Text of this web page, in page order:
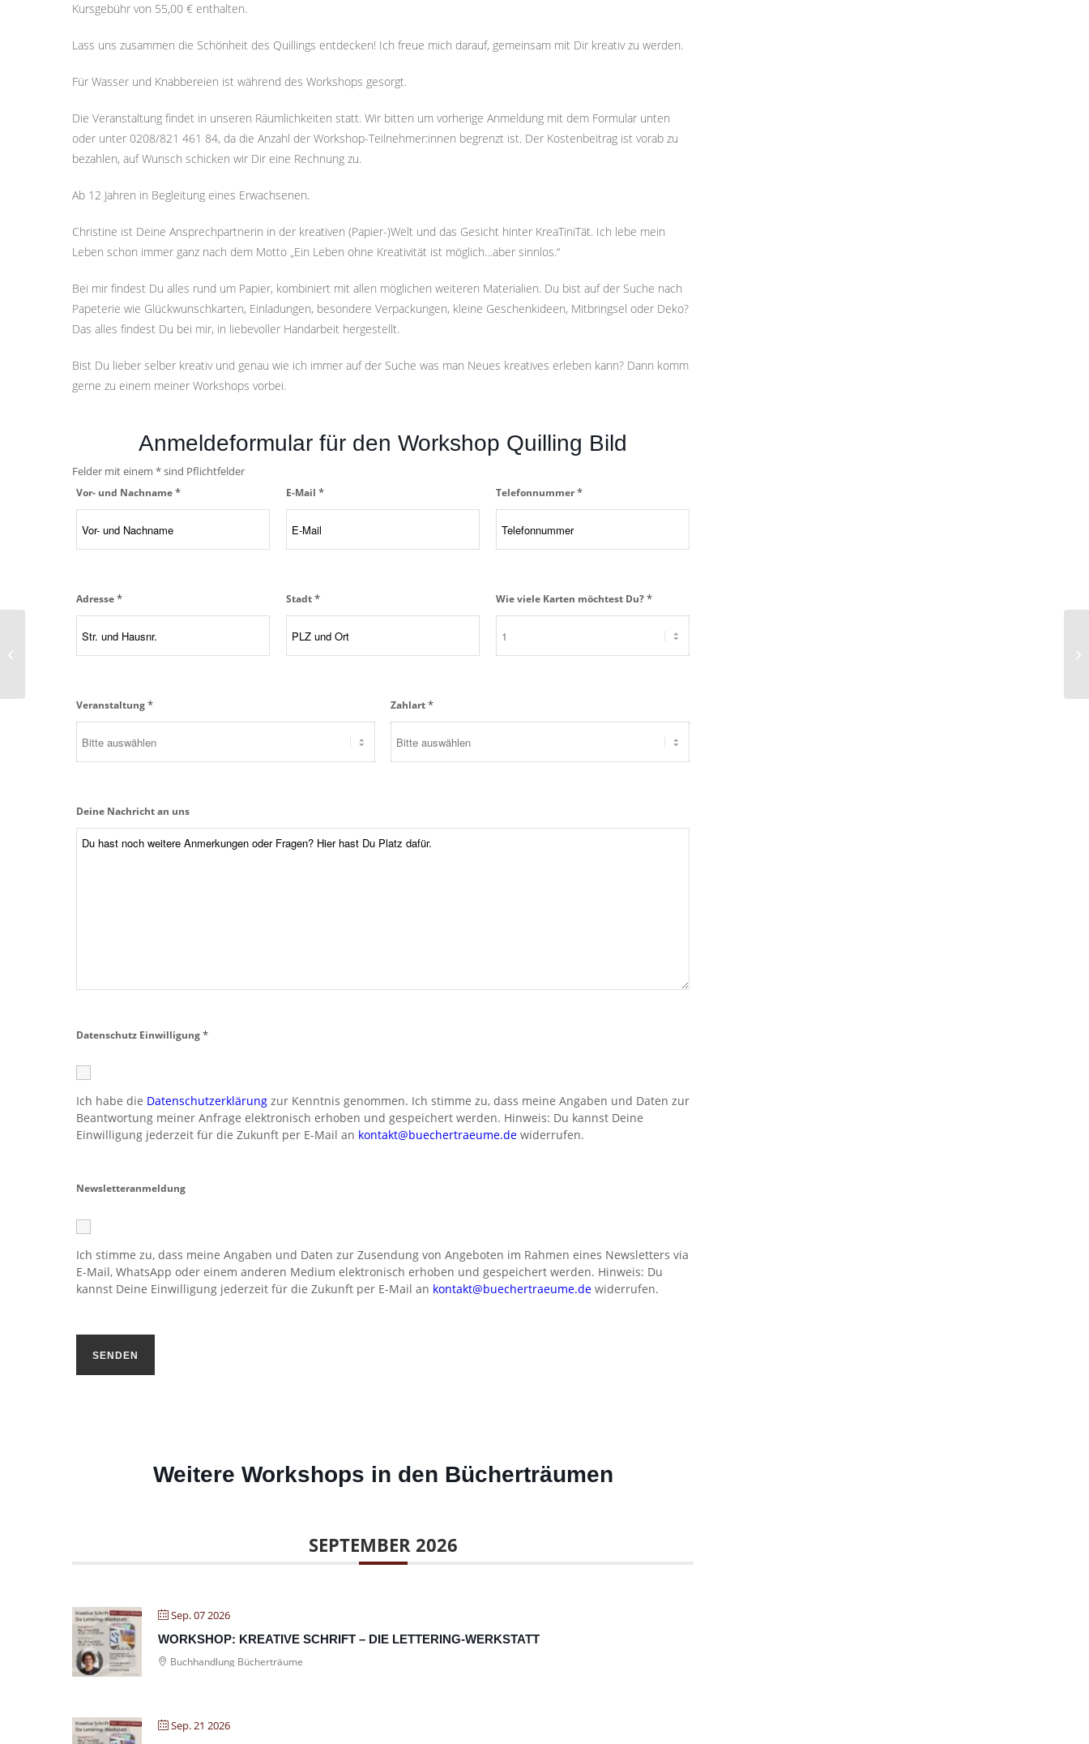
Kursgebühr von 55,00 € enthalten.
Lass uns zusammen die Schönheit des Quillings entdecken! Ich freue mich darauf, gemeinsam mit Dir kreativ zu werden.
Für Wasser und Knabbereien ist während des Workshops gesorgt.
Die Veranstaltung findet in unseren Räumlichkeiten statt. Wir bitten um vorherige Anmeldung mit dem Formular unten
oder unter 0208/821 461 84, da die Anzahl der Workshop-Teilnehmer:innen begrenzt ist. Der Kostenbeitrag ist vorab zu
bezahlen, auf Wunsch schicken wir Dir eine Rechnung zu.
Ab 12 Jahren in Begleitung eines Erwachsenen.
Christine ist Deine Ansprechpartnerin in der kreativen (Papier-)Welt und das Gesicht hinter KreaTiniTät. Ich lebe mein
Leben schon immer ganz nach dem Motto „Ein Leben ohne Kreativität ist möglich…aber sinnlos.“
Bei mir findest Du alles rund um Papier, kombiniert mit allen möglichen weiteren Materialien. Du bist auf der Suche nach
Papeterie wie Glückwunschkarten, Einladungen, besondere Verpackungen, kleine Geschenkideen, Mitbringsel oder Deko?
Das alles findest Du bei mir, in liebevoller Handarbeit hergestellt.
Bist Du lieber selber kreativ und genau wie ich immer auf der Suche was man Neues kreatives erleben kann? Dann komm
gerne zu einem meiner Workshops vorbei.
Anmeldeformular für den Workshop Quilling Bild
Felder mit einem * sind Pflichtfelder
Vor- und Nachname* E-Mail * Telefonnummer*
Adresse* Stadt* Wie viele Karten möchtest Du?*
Veranstaltung* Zahlart*
Deine Nachricht an uns
Datenschutz Einwilligung*
Ich habe die Datenschutzerklärung zur Kenntnis genommen. Ich stimme zu, dass meine Angaben und Daten zur
Beantwortung meiner Anfrage elektronisch erhoben und gespeichert werden. Hinweis: Du kannst Deine
Einwilligung jederzeit für die Zukunft per E-Mail an kontakt@buechertraeume.de widerrufen.
Newsletteranmeldung
Ich stimme zu, dass meine Angaben und Daten zur Zusendung von Angeboten im Rahmen eines Newsletters via
E-Mail, WhatsApp oder einem anderen Medium elektronisch erhoben und gespeichert werden. Hinweis: Du
kannst Deine Einwilligung jederzeit für die Zukunft per E-Mail an kontakt@buechertraeume.de widerrufen.
Weitere Workshops in den Bücherträumen
SEPTEMBER 2026
Sep. 07 2026
WORKSHOP: KREATIVE SCHRIFT – DIE LETTERING-WERKSTATT
Buchhandlung Bücherträume
Sep. 21 2026
Coaching: Journaling –